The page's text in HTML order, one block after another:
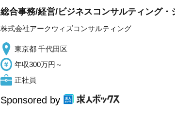
総合事務/経営/ビジネスコンサルティング・
株式会社アークウィズコンサルティング
東京都 千代田区
年収300万円～
正社員
Sponsored by